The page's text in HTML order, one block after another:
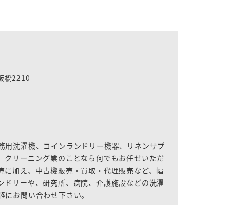
橋2210
用洗濯機、コインランドリー機器、リネンサプ
クリーニング業のことなら何でもお任せいただ
に加え、中古機販売・買取・代理販売など、幅
ドリーや、研究所、病院、介護施設などの洗濯
お問い合わせ下さい。